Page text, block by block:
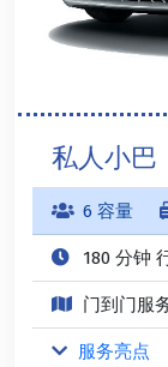
私人小巴
6 容量
180 分钟
门到门服
服务亮点